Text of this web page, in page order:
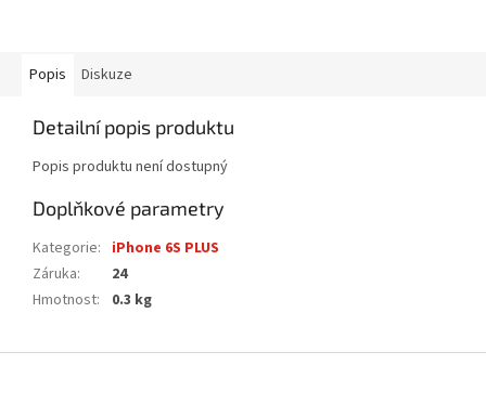
Popis Diskuze
Detailní popis produktu
Popis produktu není dostupný
Doplňkové parametry
Kategorie: iPhone 6S PLUS
Záruka:
24
Hmotnost: 0.3 kg